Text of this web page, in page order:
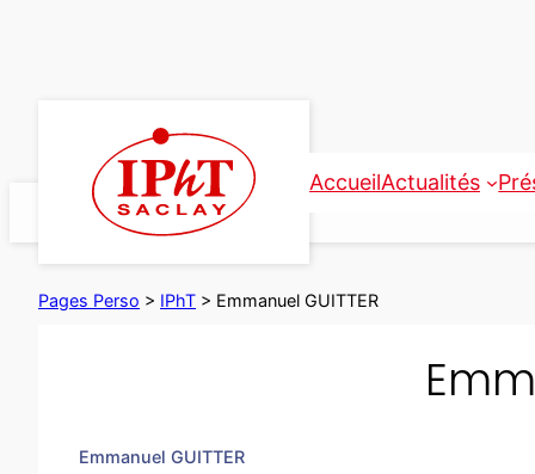
AccueilActualités
Pages Perso > IPhT > Emmanuel GUITTER
Emmanuel GUITTER